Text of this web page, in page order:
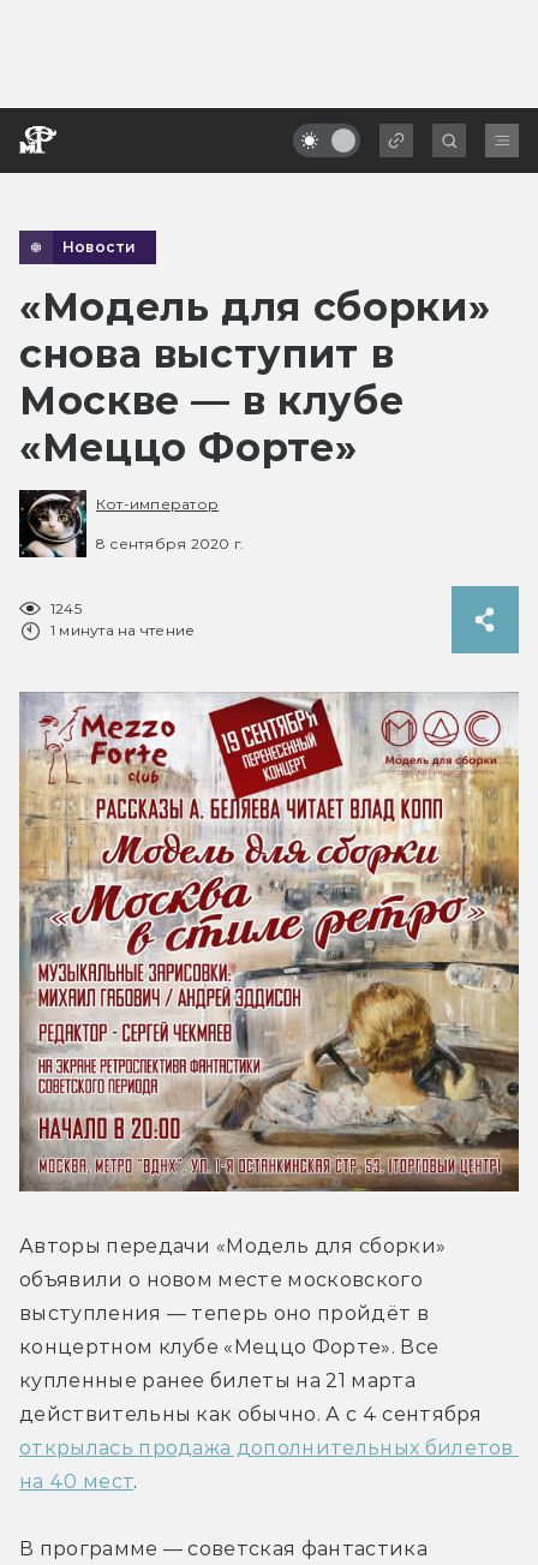
Новости
«Модель для сборки»
снова выступит в
Москве — в клубе
«Меццо Форте»
Кот-император
8 сентября 2020 г.
1245
1 минута на чтение
Авторы передачи «Модель для сборки»
объявили о новом месте московского
выступления — теперь оно пройдёт в
концертном клубе «Меццо Форте». Все
купленные ранее билеты на 21 марта
открылась продажа дополнительных билетов
на 40 мест.
В программе — советская фантастика